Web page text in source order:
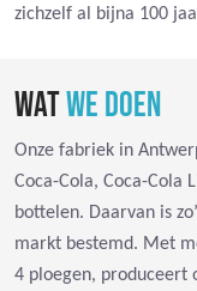
zichzelf al bijna 100
WATWE DOEN
Onze fabriek in
Coca-Cola, Coca-Cola
bottelen. Daarvan is
markt bestemd. Met
4 ploegen, produceert